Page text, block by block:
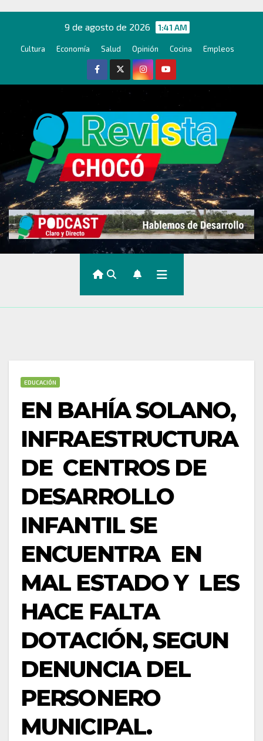
contenido
9 de agosto de 2026 1:41 AM
Cultura Economía Salud Opinión Cocina Empleos
EDUCACIÓN
EN BAHÍA SOLANO,
INFRAESTRUCTURA
DE CENTROS DE
DESARROLLO
INFANTIL SE
ENCUENTRA EN
MAL ESTADO Y LES
HACE FALTA
DOTACIÓN, SEGUN
DENUNCIA DEL
PERSONERO
MUNICIPAL.